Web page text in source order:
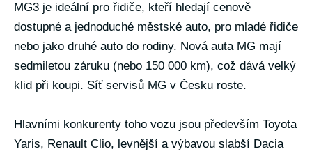
MG3 je ideální pro řidiče, kteří hledají cenově
dostupné a jednoduché městské auto, pro mladé řidiče
nebo jako druhé auto do rodiny. Nová auta MG mají
sedmiletou záruku (nebo 150 000 km), což dává velký
klid při koupi. Síť servisů MG v Česku roste.
Hlavními konkurenty toho vozu jsou především Toyota
Yaris, Renault Clio, levnější a výbavou slabší Dacia